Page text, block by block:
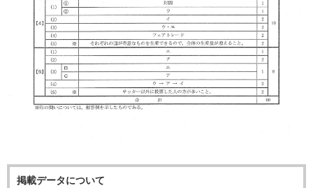
掲載データについて